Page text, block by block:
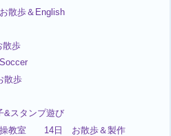
散歩＆English
散歩
散歩
&スタンプ遊び
操教室 14日 お散歩＆製作